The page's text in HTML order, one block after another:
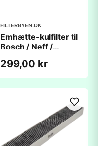
FILTERBYEN.DK
Emhætte-kulfilter til
Bosch / Neff /
300Ã195Ã24mm
299,00 kr